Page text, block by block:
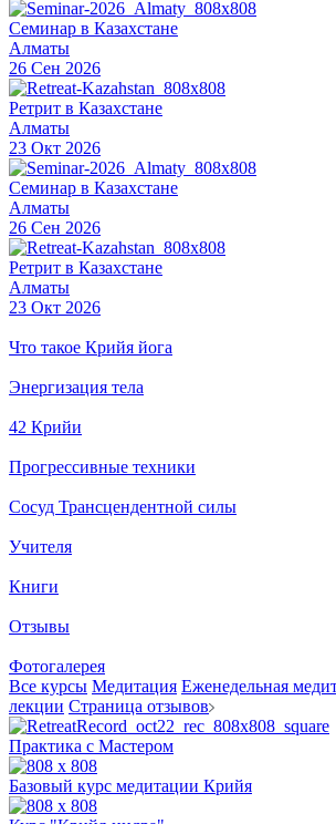
Семинар в Казахстане
Алматы
26 Сен 2026
Ретрит в Казахстане
Алматы
23 Окт 2026
Семинар в Казахстане
Алматы
26 Сен 2026
Ретрит в Казахстане
Алматы
23 Окт 2026
Что такое Крийя йога
Энергизация тела
42 Крийи
Прогрессивные техники
Сосуд Трансцендентной силы
Учителя
Книги
Отзывы
Фотогалерея
Все курсы Медитация Еженедельная
лекции Страница отзывов
Практика с Мастером
Базовый курс медитации Крийя